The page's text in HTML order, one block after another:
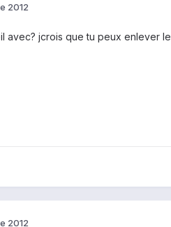
2012
avec? jcrois que tu peux enlever
2012